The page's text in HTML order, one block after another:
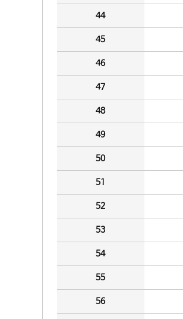
44
45
46
47
48
49
50
51
52
53
54
55
56